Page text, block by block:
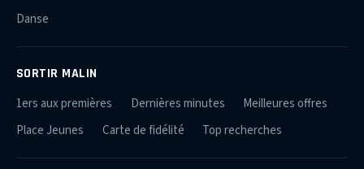
Danse
SORTIR MALIN
1ers aux premières Dernières minutes
Meilleures offres
Place Jeunes
Carte de fidélité Top recherches